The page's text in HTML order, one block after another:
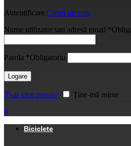
Autentificare Creați un cont
Nume utilizator sau adresă email *
Parola *Obligatoriu
Logare
Ți-ai uitat parola?
Ține-mă minte
0
Biciclete